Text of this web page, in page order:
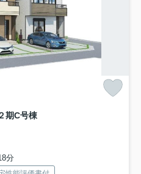
期C号棟
分